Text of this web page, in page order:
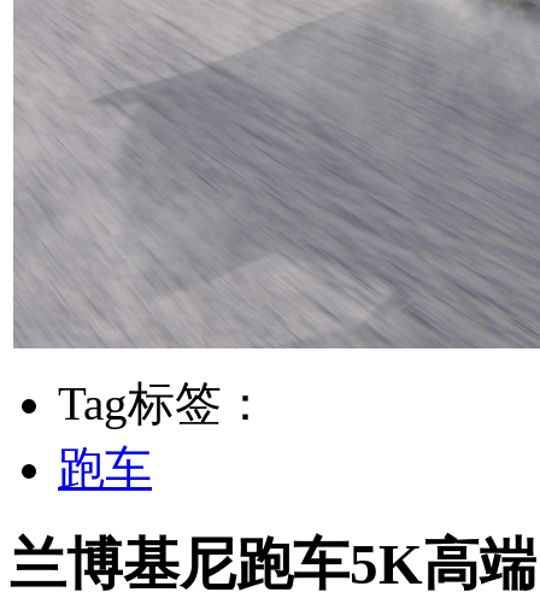
Tag标签：
跑车
兰博基尼跑车5K高